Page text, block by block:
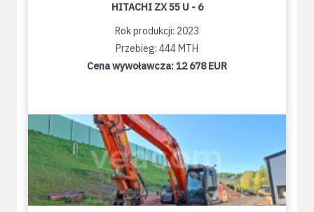
HITACHI ZX 55 U - 6
Rok produkcji: 2023
Przebieg: 444 MTH
Cena wywoławcza:12 678 EUR